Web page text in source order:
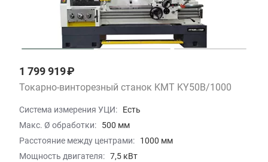
1 799 919 ₽
Токарно-винторезный станок KMT KY50B/1000
Система измерения УЦИ:
Есть
Макс. Ø обработки:
500 мм
Расстояние между центрами:
1000 мм
Мощность двигателя: 7,5 кВт